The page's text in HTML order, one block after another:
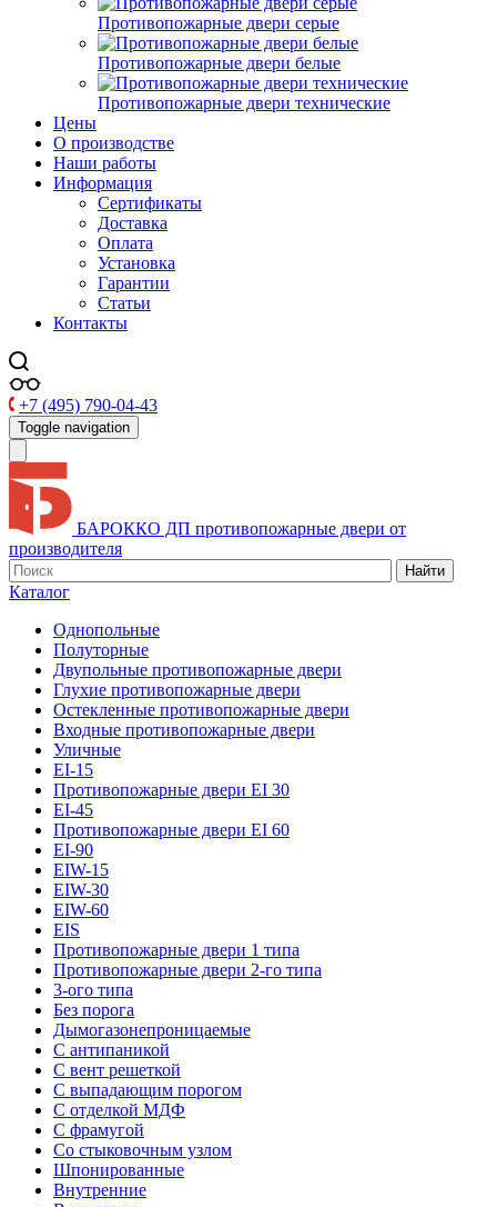
Противопожарные двери серые
Противопожарные двери белые
Противопожарные двери технические
Цены
О производстве
Наши работы
Информация
Сертификаты
Доставка
Оплата
Установка
Гарантии
Статьи
Контакты
+7 (495) 790-04-43
Toggle navigation
БАРОККО ДП противопожарные двери от
производителя
Найти
Каталог
Однопольные
Полуторные
Двупольные противопожарные двери
Глухие противопожарные двери
Остекленные противопожарные двери
Входные противопожарные двери
Уличные
EI-15
Противопожарные двери EI 30
EI-45
Противопожарные двери EI 60
EI-90
EIW-15
EIW-30
EIW-60
EIS
Противопожарные двери 1 типа
Противопожарные двери 2-го типа
3-ого типа
Без порога
Дымогазонепроницаемые
С антипаникой
С вент решеткой
С выпадающим порогом
С отделкой МДФ
С фрамугой
Со стыковочным узлом
Шпонированные
Внутренние